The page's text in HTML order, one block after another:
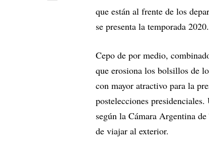
que están al frente de los
se presenta la temporada 2020.
Cepo de por medio,
que erosiona los bolsillos de
con mayor atractivo para la
postelecciones
según la Cámara Argentina
de viajar al exterior.